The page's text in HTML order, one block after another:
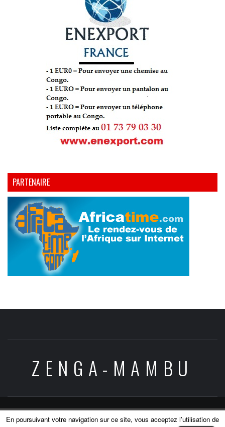
PARTENAIRE
ZENGA-MAMBU
Copyright © All rights reserved.|Theme:Elegant
MagazinebyAF themes.
En poursuivant votre navigation sur ce site, vous acceptez l'utilisation de